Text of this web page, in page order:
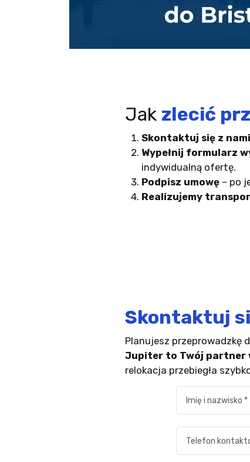
Jak zlecić
Skontaktuj się z nami
Wypełnij formularz
indywidualną ofertę.
Podpisz umowę – po
Realizujemy
Skontaktuj
Planujesz przeprowadzkę
Jupiter to Twój partner
relokacja przebiegła